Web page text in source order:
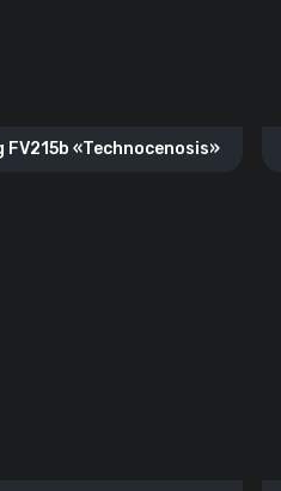
FV215b «Technocenosis»